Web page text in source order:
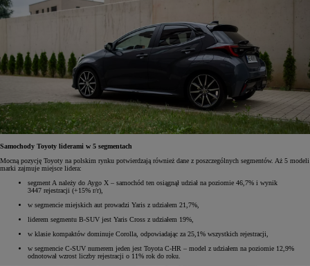
Samochody Toyoty liderami w 5 segmentach
Mocną pozycję Toyoty na polskim rynku potwierdzają również dane z poszczególnych segmentów. Aż 5 modeli
marki zajmuje miejsce lidera:
segment A należy do Aygo X – samochód ten osiągnął udział na poziomie 46,7% i wynik
3447 rejestracji (+15% r/r),
w segmencie miejskich aut prowadzi Yaris z udziałem 21,7%,
liderem segmentu B-SUV jest Yaris Cross z udziałem 19%,
w klasie kompaktów dominuje Corolla, odpowiadając za 25,1% wszystkich rejestracji,
w segmencie C-SUV numerem jeden jest Toyota C-HR – model z udziałem na poziomie 12,9%
odnotował wzrost liczby rejestracji o 11% rok do roku.